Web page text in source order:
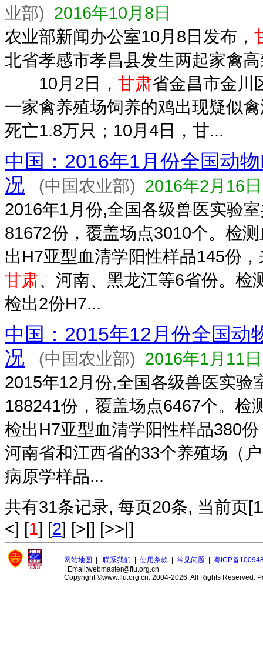
业部) 2016年10月8日
农业部新闻办公室10月8日发布，
北省孝感市孝昌县发生两起家禽
10月2日， 甘肃省金昌市金川
一家禽养殖场饲养的鸡出现疑似
死亡1.8万只；10月4日，甘...
中国：2016年1月份全国动
况
(中国农业部) 2016年2月16日
2016年1月份,全国各级兽医实验
81672份，覆盖场点3010个。检
出H7亚型血清学阳性样品145份
甘肃、河南、黑龙江等6省份。检
检出2份H7...
中国：2015年12月份全国动
况
(中国农业部) 2016年1月11日
2015年12月份,全国各级兽医实验
188241份，覆盖场点6467个。检
检出H7亚型血清学阳性样品380
河南省和江西省的33个养殖场（
病原学样品...
共有31条记录, 每页20条, 当前页
<] [1] [2] [>|] [>>|]
网站地图 联系我们 使用条款 常见问题
粤ICP备
Email:webmaster@flu.org.cn
Copyright ©www.flu.org.cn. 2004-2026. All Rights Reserved.